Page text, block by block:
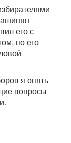
его с
по его
я опять
вопросы